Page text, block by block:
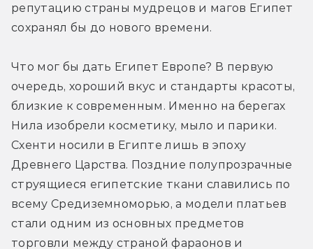
репутацию страны мудрецов и магов Египет
сохранял бы до нового времени.
Что мог бы дать Египет Европе? В первую
очередь, хороший вкус и стандарты красоты,
близкие к современным. Именно на берегах
Нила изобрели косметику, мыло и парики.
Схенти носили в Египте лишь в эпоху
Древнего Царства. Поздние полупрозрачные
струящиеся египетские ткани славились по
всему Средиземноморью, а модели платьев
стали одним из основных предметов
торговли между страной фараонов и